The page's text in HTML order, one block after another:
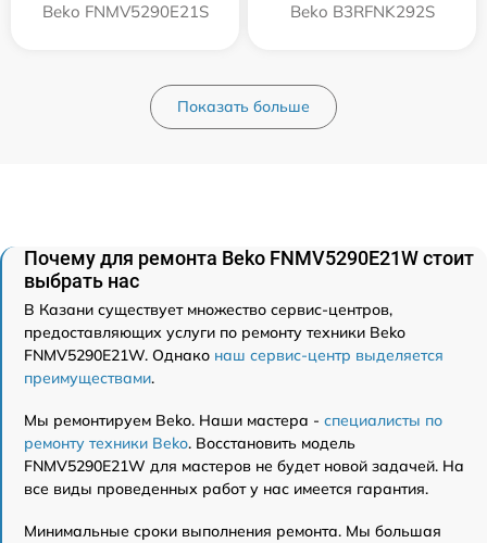
Beko FNMV5290E21S Beko B3RFNK292S
Показать больше
Почему для ремонта Beko FNMV5290E21W стоит
выбрать нас
В Казани существует множество сервис-центров,
предоставляющих услуги по ремонту техники Beko
FNMV5290E21W. Однако наш сервис-центр выделяется
преимуществами.
Мы ремонтируем Beko. Наши мастера - специалисты по
ремонту техники Beko. Восстановить модель
FNMV5290E21W для мастеров не будет новой задачей. На
все виды проведенных работ у нас имеется гарантия.
Минимальные сроки выполнения ремонта. Мы большая